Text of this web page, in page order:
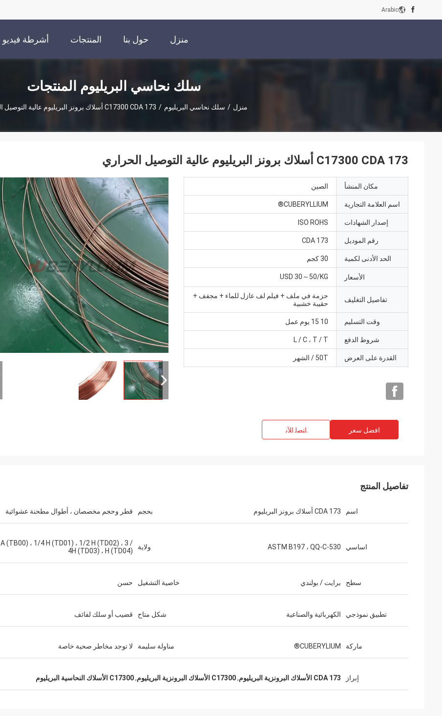
Arabic
منزل حول بنا المنتجات أشرطة فيديو
سلك نحاسي البريليوم المنتجات
منزل / سلك نحاسي البريليوم / C17300 CDA 173 أسلاك برونز البريليوم عالية التوصيل الحراري
C17300 CDA 173 أسلاك برونز البريليوم عالية التوصيل الحراري
مكان المنشأ الصين
اسم العلامة التجارية CUBERYLLIUM®
إصدار الشهادات ISO ROHS
رقم الموديل CDA 173
الحد الأدنى لكمية 30 كجم
الأسعار USD 30～50/KG
تفاصيل التغليف
حزمة في ملف + فيلم لف عازل للماء + مجفف +
حقيبة خشبية
وقت التسليم 10 15 يوم عمل
شروط الدفع L / C ، T / T
القدرة على العرض 50T / الشهر
افضل سعر ﺎﺘﺼﻟ ﺍﻶﻧ
تفاصيل المنتج
اسم CDA 173 أسلاك برونز البريليوم بحجم قطر وحجم مخصصان ، أطوال مطحنة عشوائية
اساسي ASTM B197 ، QQ-C-530 ولاية
A (TB00) ، 1/4 H (TD01) ، 1/2 H (TD02) ، 3 /
4H (TD03) ، H (TD04)
سطح برايت / بولندي خاصية التشغيل حسن
تطبيق نموذجي الكهربائية والصناعية شكل متاح قضيب أو سلك لفائف
ماركة CUBERYLIUM® مناولة سليمة لا توجد مخاطر صحية خاصة
إبراز CDA 173 الأسلاك البرونزية البريليوم ,C17300 الأسلاك البرونزية البريليوم ,C17300 الأسلاك النحاسية البريليوم